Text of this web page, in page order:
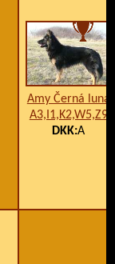
Amy Černá luna
A3,I1,K2,W5,Z9
DKK:A